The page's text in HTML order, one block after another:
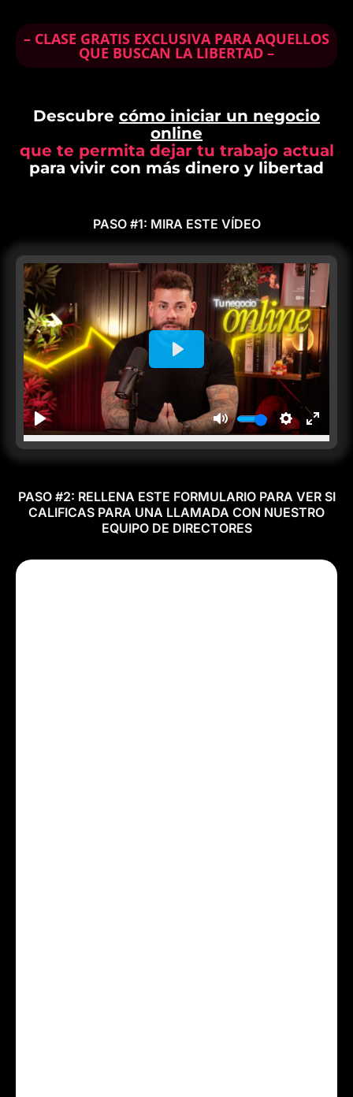
– CLASE GRATIS EXCLUSIVA PARA AQUELLOS
QUE BUSCAN LA LIBERTAD –
Descubre cómo iniciar un negocio
online
que te permita dejar tu trabajo actual
para vivir con más dinero y libertad
PASO #1: MIRA ESTE VÍDEO
PASO #2: RELLENA ESTE FORMULARIO PARA VER SI
CALIFICAS PARA UNA LLAMADA CON NUESTRO
EQUIPO DE DIRECTORES